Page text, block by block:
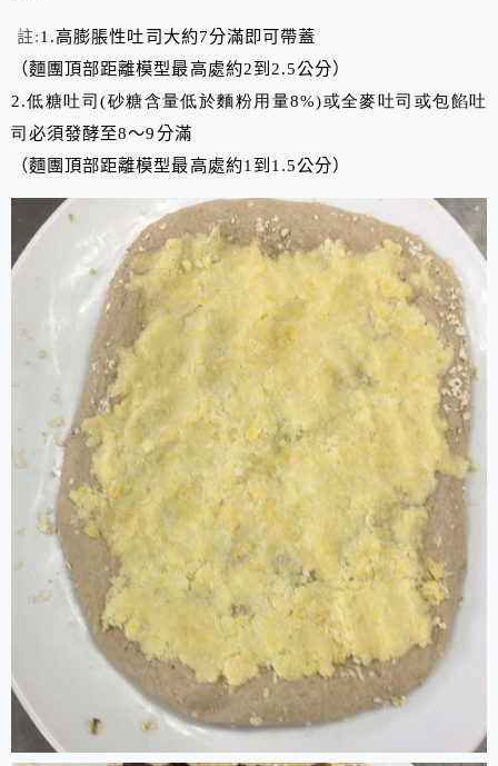
註:1.高膨脹性吐司大約7分滿即可帶蓋
（麵團頂部距離模型最高處約2到2.5公分）
2.低糖吐司(砂糖含量低於麵粉用量8%)或全麥吐司或包餡吐
司必須發酵至8～9分滿
（麵團頂部距離模型最高處約1 到1.5公分）